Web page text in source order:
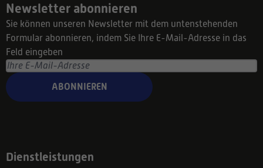
Newsletter abonnieren
Sie können unseren Newsletter mit dem untenstehenden
Formular abonnieren, indem Sie Ihre E-Mail-Adresse in das
Feld eingeben
ABONNIEREN
Dienstleistungen